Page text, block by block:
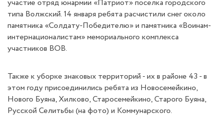
участие отряд юнармии «Патриот» поселка городского
типа Волжский. 14 января ребята расчистили снег около
памятника «Солдату-Победителю» и памятника «Воинам-
интернационалистам» мемориального комплекса
участников ВОВ.
Также к уборке знаковых территорий - их в районе 43 - в
этом году присоединились ребята из Новосемейкино,
Нового Буяна, Хилково, Старосемейкино, Старого Буяна,
Русской Селитьбы (на фото) и Коммунарского.